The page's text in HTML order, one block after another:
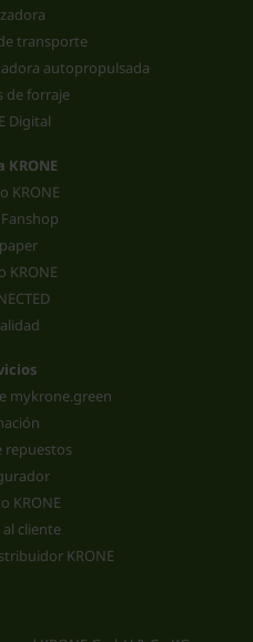
transporte
autopropulsada
de forraje
Digital
KRONE
KRONE
KRONE
mykrone.green
repuestos
KRONE
al cliente
KRONE